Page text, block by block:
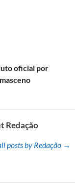
oficial por
Redação
posts by Redação →